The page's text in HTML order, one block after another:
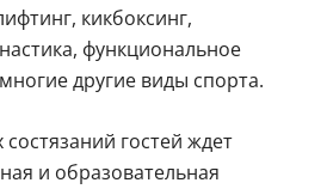
кикбоксинг,
функциональное
другие виды спорта.
гостей ждет
и образовательная